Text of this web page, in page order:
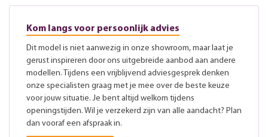
Kom langs voor persoonlijk advies
Dit model is niet aanwezig in onze showroom, maar laat je
gerust inspireren door ons uitgebreide aanbod aan andere
modellen. Tijdens een vrijblijvend adviesgesprek denken
onze specialisten graag met je mee over de beste keuze
voor jouw situatie. Je bent altijd welkom tijdens
openingstijden. Wil je verzekerd zijn van alle aandacht? Plan
dan vooraf een afspraak in.